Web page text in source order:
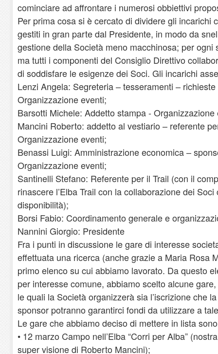
cominciare ad affrontare i numerosi obbiettivi
Per prima cosa si è cercato di dividere gli incarichi
gestiti in gran parte dal Presidente, in modo da
gestione della Società meno macchinosa; per ogni
ma tutti i componenti del Consiglio Direttivo
di soddisfare le esigenze dei Soci. Gli incarichi
Lenzi Angela: Segreteria – tesseramenti –
Organizzazione eventi;
Barsotti Michele: Addetto stampa - Organizzazione
Mancini Roberto: addetto al vestiario – referente
Organizzazione eventi;
Benassi Luigi: Amministrazione economica –
Organizzazione eventi;
Santinelli Stefano: Referente per il Trail (con il
rinascere l’Elba Trail con la collaborazione dei
disponibilità);
Borsi Fabio: Coordinamento generale e
Nannini Giorgio: Presidente
Fra i punti in discussione le gare di interesse
effettuata una ricerca (anche grazie a Maria Rosa
primo elenco su cui abbiamo lavorato. Da questo
per interesse comune, abbiamo scelto alcune
le quali la Società organizzerà sia l’iscrizione che
sponsor potranno garantirci fondi da utilizzare a
Le gare che abbiamo deciso di mettere in lista
• 12 marzo Campo nell’Elba “Corri per Alba”
super visione di Roberto Mancini);